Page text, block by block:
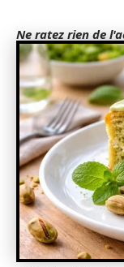
Ne ratez rien de